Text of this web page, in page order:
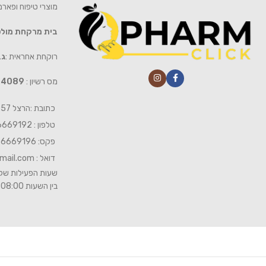
מוצרי טיפוח
בית מרקחת
רוקחת אחראית :
מס רשיון : 4089
כתובת :הרצל 57 חיפה
טלפון : 04-6669192
פקס: 04-6669196
דואל :
שעות הפעילות
בין השעות 08:00- 19:00 ביום שישי 08:00-15:00